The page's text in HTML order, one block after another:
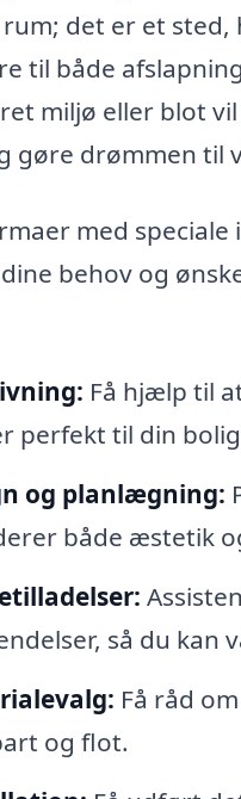
det er et
til både
miljø eller blot
gøre drømmen til
med speciale i
behov og
Få hjælp til
perfekt til din
og planlægning:
både æstetik
så du kan
Få råd
og flot.